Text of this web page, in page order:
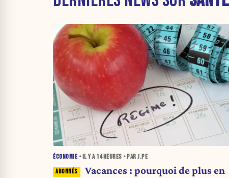
ÉCONOMIE • IL Y A 14 HEURES • PAR J.PE
Vacances : pourquoi de plus en